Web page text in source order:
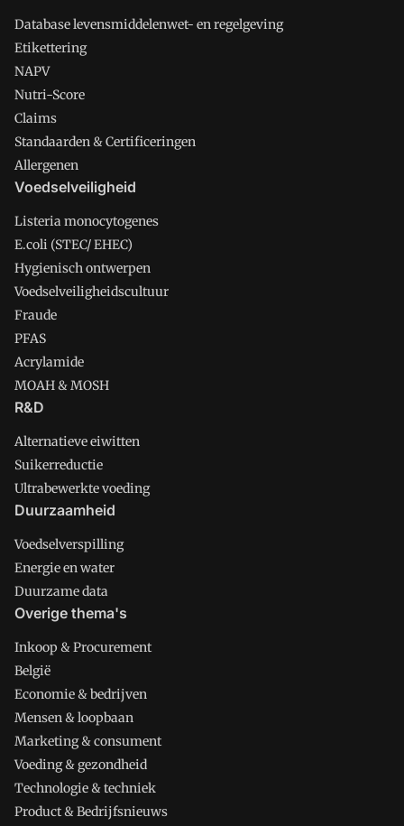
Database levensmiddelenwet- en regelgeving
Etikettering
NAPV
Nutri-Score
Claims
Standaarden & Certificeringen
Allergenen
Voedselveiligheid
Listeria monocytogenes
E.coli (STEC/ EHEC)
Hygienisch ontwerpen
Voedselveiligheidscultuur
Fraude
PFAS
Acrylamide
MOAH & MOSH
R&D
Alternatieve eiwitten
Suikerreductie
Ultrabewerkte voeding
Duurzaamheid
Voedselverspilling
Energie en water
Duurzame data
Overige thema's
Inkoop & Procurement
België
Economie & bedrijven
Mensen & loopbaan
Marketing & consument
Voeding & gezondheid
Technologie & techniek
Product & Bedrijfsnieuws